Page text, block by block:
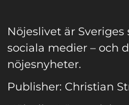
Nöjeslivet är
sociala medier – och
nöjesnyheter.
Publisher: Christian